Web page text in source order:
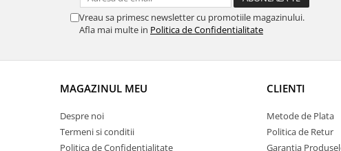
Vreau sa primesc newsletter cu promotiile magazinului.
Afla mai multe in Politica de Confidentialitate
MAGAZINUL MEU
Despre noi
Termeni si conditii
Politica de Confidentialitate
CLIENTI
Metode de Plata
Politica de Retur
Garantia